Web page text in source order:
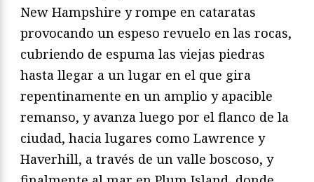
New Hampshire y rompe en cataratas
provocando un espeso revuelo en las rocas,
cubriendo de espuma las viejas piedras
hasta llegar a un lugar en el que gira
repentinamente en un amplio y apacible
remanso, y avanza luego por el flanco de la
ciudad, hacia lugares como Lawrence y
Haverhill, a través de un valle boscoso, y